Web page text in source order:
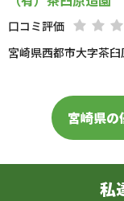
口コミ評価
宮崎県西都市大字茶臼
宮崎県の
私